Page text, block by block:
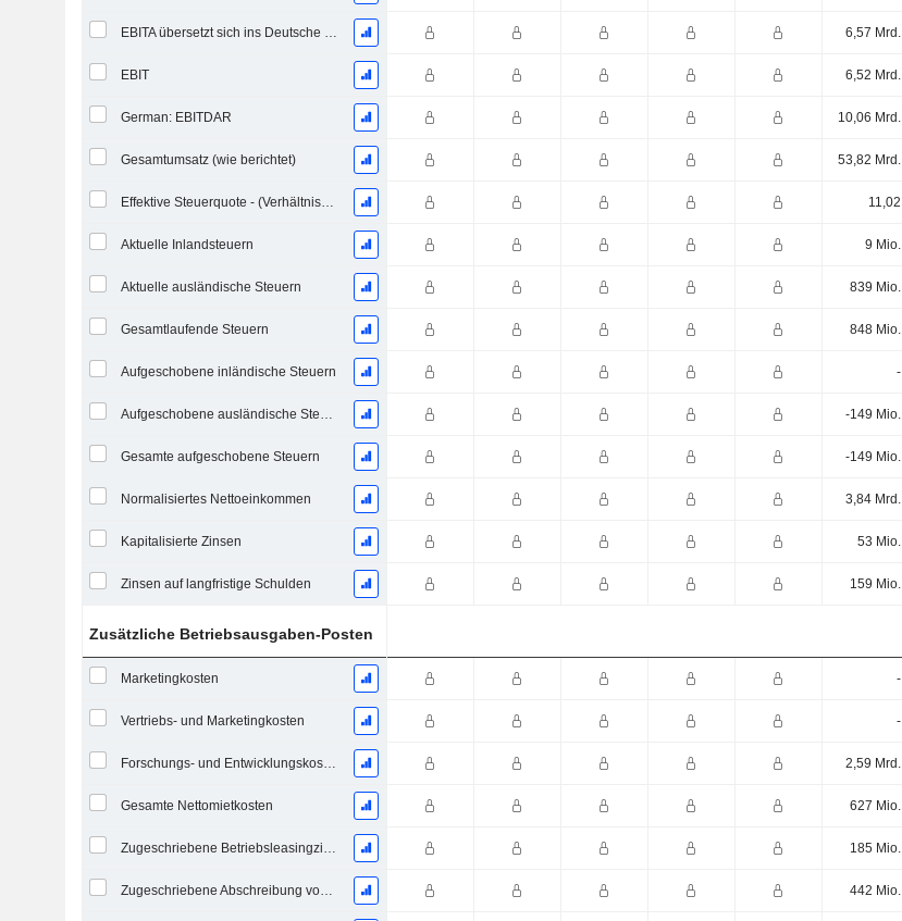
EBITA übersetzt sich ins Deutsche als "Ergebnis vor Zinsen, Steuern und Abschreibungen". 6,57 Mrd.
EBIT 6,52 Mrd.
German: EBITDAR 10,06 Mrd.
Gesamtumsatz (wie berichtet) 53,82 Mrd.
Effektive Steuerquote - (Verhältniszahl) 11,02
Aktuelle Inlandsteuern 9 Mio.
Aktuelle ausländische Steuern 839 Mio.
Gesamtlaufende Steuern 848 Mio.
Aufgeschobene inländische Steuern -
Aufgeschobene ausländische Steuern -149 Mio.
Gesamte aufgeschobene Steuern -149 Mio.
Normalisiertes Nettoeinkommen 3,84 Mrd.
Kapitalisierte Zinsen 53 Mio.
Zinsen auf langfristige Schulden 159 Mio.
Zusätzliche Betriebsausgaben-Posten
Marketingkosten -
Vertriebs- und Marketingkosten -
Forschungs- und Entwicklungskosten aus Fußnoten 2,59 Mrd.
Gesamte Nettomietkosten 627 Mio.
Zugeschriebene Betriebsleasingzinsaufwand 185 Mio.
Zugeschriebene Abschreibung von Operating-Leasingverträgen 442 Mio.